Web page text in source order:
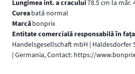
Lungimea int. a cracului78.5 cm la măr.
Cureabată normal
Marcăbonprix
Entitate comercială responsabilă în fața
Handelsgesellschaft mbH | Haldesdorfer
| Germania, Contact: https://